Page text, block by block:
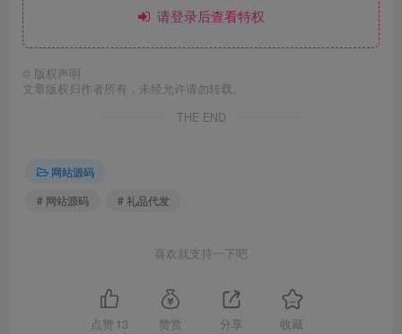
请登录后查看特权
© 版权声明
文章版权归作者所有，未经允许请勿转载。
THE END
网站源码
# 网站源码
# 礼品代发
喜欢就支持一下吧
点赞 13 赞赏 分享 收藏